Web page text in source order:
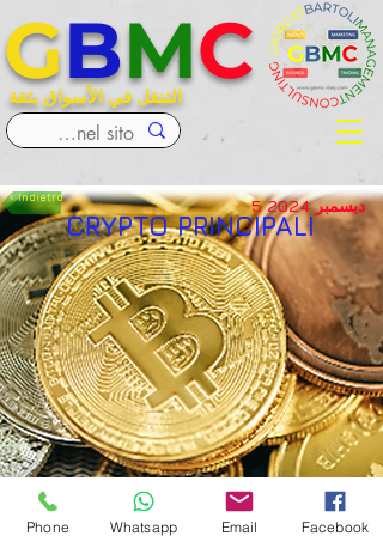
التنقل في الأسواق بثقة
GBMC
< Indietro
CRYPTO PRINCIPALI
5 ديسمبر 2024
Phone Whatsapp Email Facebook